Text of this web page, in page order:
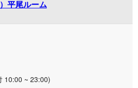
平尾ルーム
10:00 ~ 23:00)